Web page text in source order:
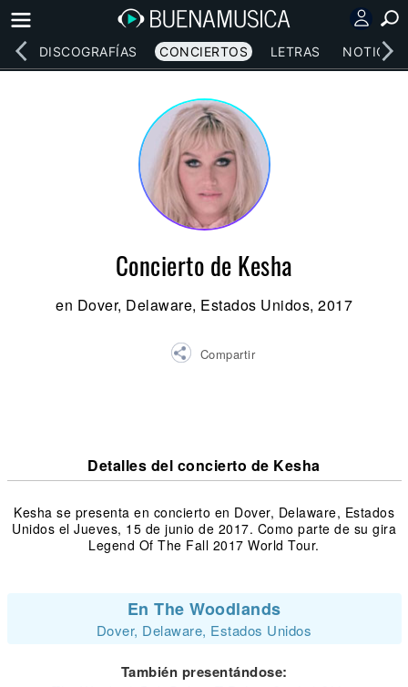
DISCOGRAFÍAS CONCIERTOS LETRAS NOTICIAS
Concierto de Kesha
en Dover, Delaware, Estados Unidos, 2017
Compartir
Detalles del concierto de Kesha
Kesha se presenta en concierto en Dover, Delaware, Estados
Unidos el Jueves, 15 de junio de 2017. Como parte de su gira
Legend Of The Fall 2017 World Tour.
En The Woodlands
Dover, Delaware, Estados Unidos
También presentándose: